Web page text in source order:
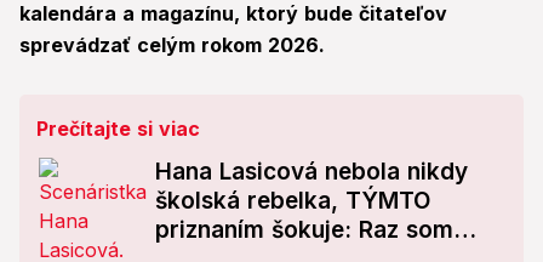
kalendára a magazínu, ktorý bude čitateľov
sprevádzať celým rokom 2026.
Prečítajte si viac
Hana Lasicová nebola nikdy
školská rebelka, TÝMTO
priznaním šokuje: Raz som